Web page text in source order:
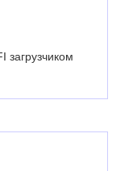
загрузчиком